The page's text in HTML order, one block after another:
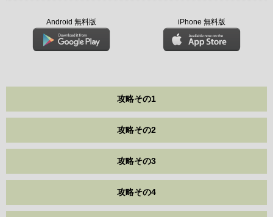
Android 無料版 iPhone 無料版
攻略その1
攻略その2
攻略その3
攻略その4